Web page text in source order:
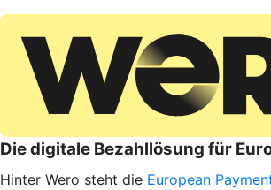
Die digitale Bezahllösung für
Hinter Wero steht die European